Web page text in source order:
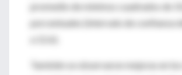
promedio de mínimos cuadrados de
porcentuales (intervalo de confianza
a 12.6).
También se observaron mejoras en